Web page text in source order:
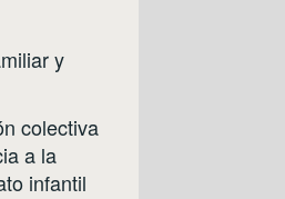
y
colectiva
a la
infantil